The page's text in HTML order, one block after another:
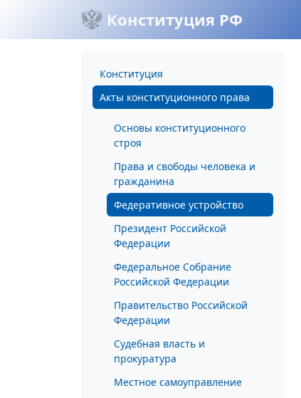
Конституция РФ
Конституция
Акты конституционного права
Основы конституционного
строя
Права и свободы человека и
гражданина
Федеративное устройство
Президент Российской
Федерации
Федеральное Собрание
Российской Федерации
Правительство Российской
Федерации
Судебная власть и
прокуратура
Местное самоуправление